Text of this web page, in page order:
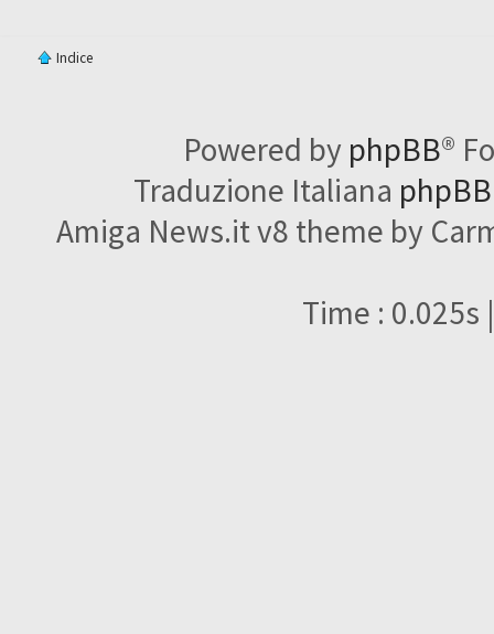
Indice
Powered by phpBB®
Traduzione Italiana
Amiga News.it v8 theme by
Time : 0.025s